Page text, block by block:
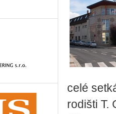
celé
rodišti T.